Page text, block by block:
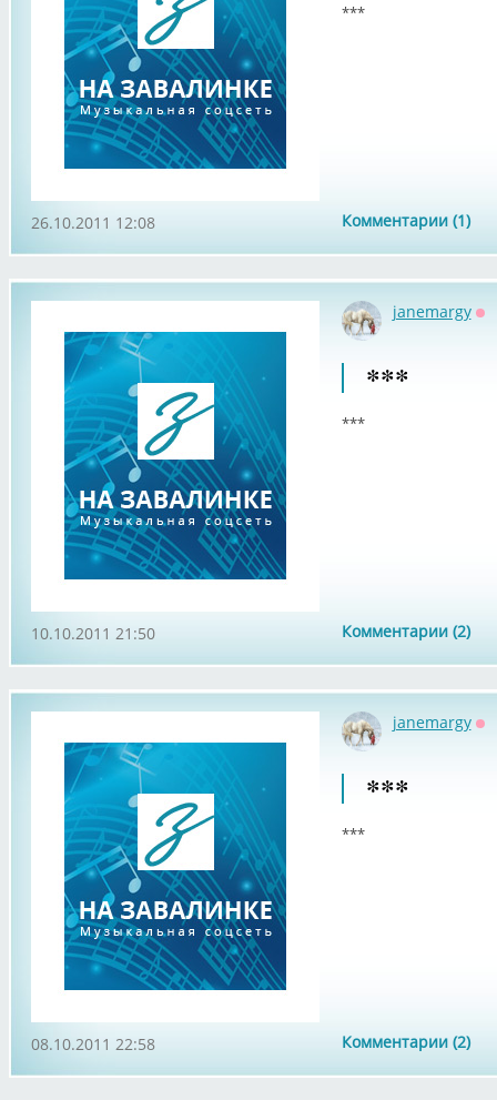
***
Комментарии (1)
26.10.2011 12:08
janemargy
***
***
Комментарии (2)
10.10.2011 21:50
janemargy
***
***
Комментарии (2)
08.10.2011 22:58